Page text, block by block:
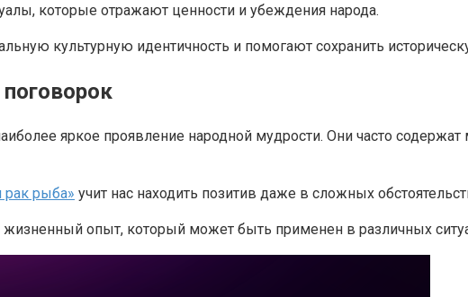
которые отражают ценности и убеждения народа.
культурную идентичность и помогают сохранить
яркое проявление народной мудрости. Они часто
рак рыба» учит нас находить позитив даже в сложных
опыт, который может быть применен в различных